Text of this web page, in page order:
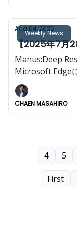
Weekly News
Aug 04, 2025
【2025年7月
Manus:Deep
Microsoft Edge
動画生成機能が
CHAEN MASAHIRO
First
4 5